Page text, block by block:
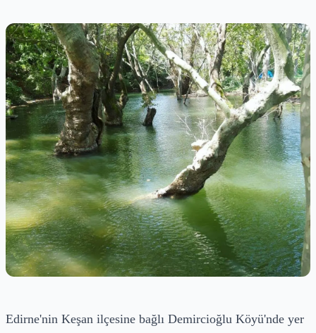
Edirne'nin Keşan ilçesine bağlı Demircioğlu Köyü'nde yer